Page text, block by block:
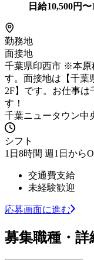
日給10,500円〜
勤務地
面接地
千葉県印西市 ※本原
す。面接地は【千葉
2F】です。お仕事
す！
千葉ニュータウン中
シフト
1日8時間 週1日から
交通費支給
未経験歓迎
応募画面に進む
募集職種・詳